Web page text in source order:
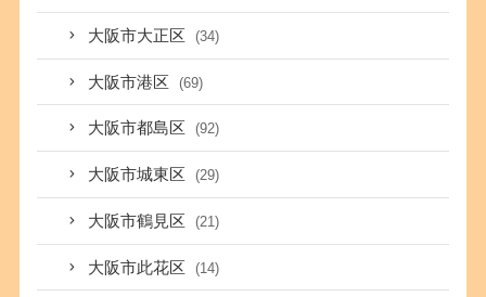
大阪市大正区 (34)
大阪市港区 (69)
大阪市都島区 (92)
大阪市城東区 (29)
大阪市鶴見区 (21)
大阪市此花区 (14)